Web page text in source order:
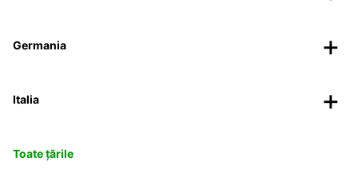
Germania
Italia
Toate țările